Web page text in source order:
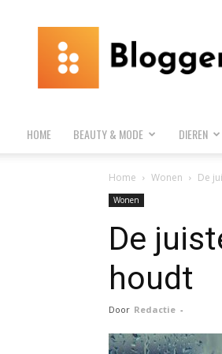
HOME BEAUTY & MODE DIEREN
Home Wonen De
Wonen
De
houdt
Door Redactie -